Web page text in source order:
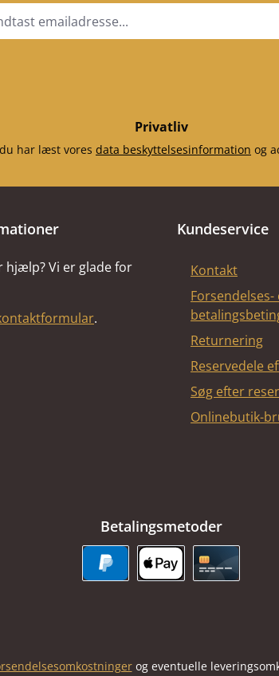
Privatliv
har læst vores data beskyttelsesinformation og
hjælp? Vi er glade for
.
Kundeservice
Kontakt
Forsendelses-
Returnering
Reservedele
Søg efter
Onlinebutik-
Betalingsmetoder
og eventuelle